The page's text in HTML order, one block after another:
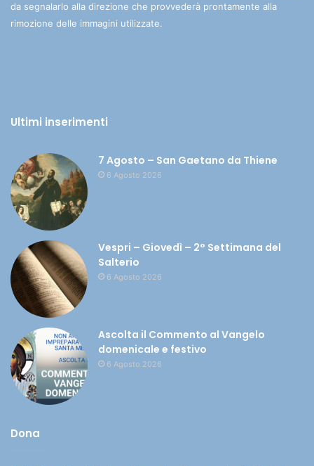
da segnalarlo alla direzione che provvederà prontamente alla
rimozione delle immagini utilizzate.
Ultimi inserimenti
7 Agosto – San Gaetano da Thiene
6 Agosto 2026
Vespri – Giovedì – 2° Settimana del
Salterio
6 Agosto 2026
Ascolta il Commento al Vangelo
domenicale e festivo
6 Agosto 2026
Dona